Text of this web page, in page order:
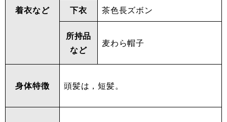
着衣など 下衣 茶色長ズボン
所持品
など
麦わら帽子
身体特徴 頭髪は，短髪。